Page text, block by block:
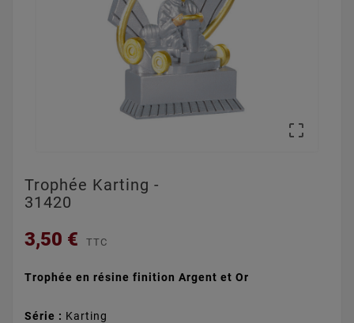

Trophée Karting -
31420
3,50 € TTC
Trophée en résine finition Argent et Or
Série : Karting